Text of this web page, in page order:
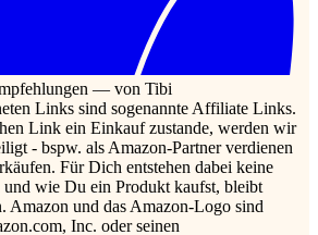
— von Tibi
Links sind sogenannte Affiliate Links.
Link ein Einkauf zustande, werden wir
- bspw. als Amazon-Partner verdienen
Für Dich entstehen dabei keine
wie Du ein Produkt kaufst, bleibt
Amazon und das Amazon-Logo sind
Inc. oder seinen